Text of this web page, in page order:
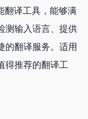
翻译工具，能够满
测输入语言、提供
的翻译服务。适用
得推荐的翻译工